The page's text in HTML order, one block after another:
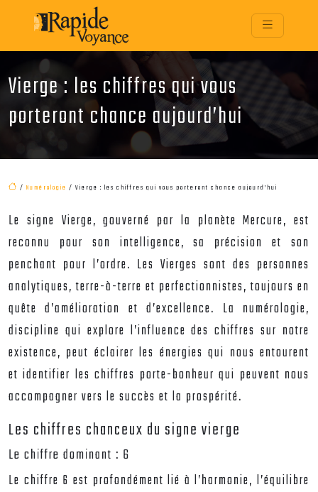
Vierge : les chiffres qui vous
porteront chance aujourd’hui
/ Numérologie / Vierge : les chiffres qui vous porteront chance aujourd’hui
Le signe Vierge, gouverné par la planète Mercure, est
reconnu pour son intelligence, sa précision et son
penchant pour l’ordre. Les Vierges sont des personnes
analytiques, terre-à-terre et perfectionnistes, toujours en
quête d’amélioration et d’excellence. La numérologie,
discipline qui explore l’influence des chiffres sur notre
existence, peut éclairer les énergies qui nous entourent
et identifier les chiffres porte-bonheur qui peuvent nous
accompagner vers le succès et la prospérité.
Les chiffres chanceux du signe vierge
Le chiffre dominant : 6
Le chiffre 6 est profondément lié à l’harmonie, l’équilibre